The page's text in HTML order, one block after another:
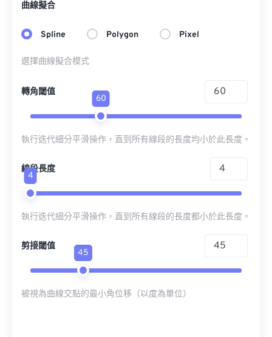
曲線擬合
Spline Polygon Pixel
選擇曲線擬合模式
轉角閾值
60
執行迭代細分平滑操作，直到所有線段的長度均小於此長度。
線段長度
4
執行迭代細分平滑操作，直到所有線段的長度都小於此長度。
剪接閾值
45
被視為曲線交點的最小角位移（以度為單位）